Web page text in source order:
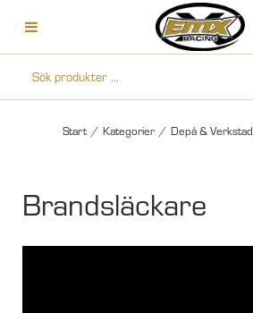
Start / Kategorier / Depå & Verkstad
Brandsläckare